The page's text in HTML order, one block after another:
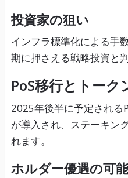
投資家の狙い
インフラ標準化による手
期に押さえる戦略投資と
PoS移行とトーク
2025年後半に予定される
が導入され、ステーキン
れます。
ホルダー優遇の可